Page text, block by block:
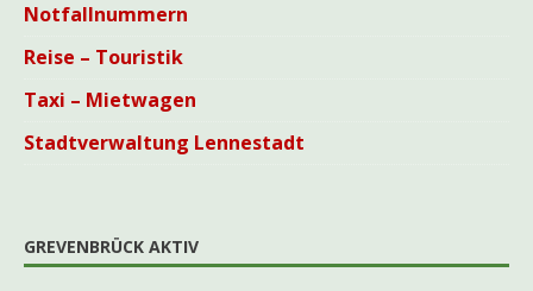
Notfallnummern
Reise – Touristik
Taxi – Mietwagen
Stadtverwaltung Lennestadt
GREVENBRÜCK AKTIV